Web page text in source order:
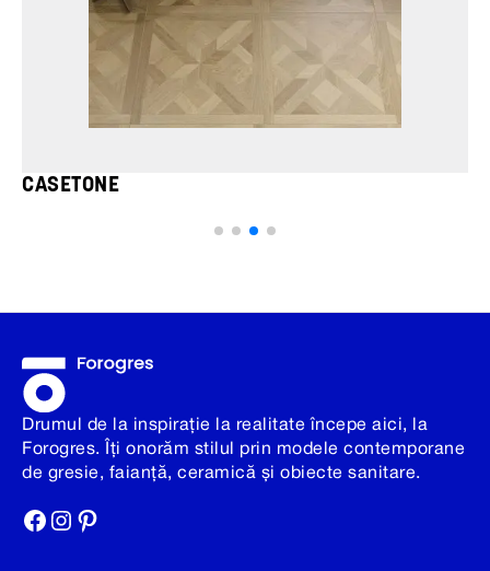
CASETONE
Drumul de la inspirație la realitate începe aici, la
Forogres. Îți onorăm stilul prin modele contemporane
de gresie, faianță, ceramică și obiecte sanitare.
Facebook
Instagram
Pinterest